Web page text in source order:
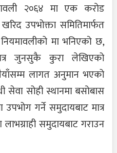
२०६४ मा एक करोड
उपभोक्ता समितिमार्फत
मा भनिएको छ,
जुनसुकै कुरा लेखिएको
लागत अनुमान भएको
सेवा सोही स्थानमा बसोबास
उपभोग गर्ने समुदायबाट मात्र
समुदायबाट गराउन